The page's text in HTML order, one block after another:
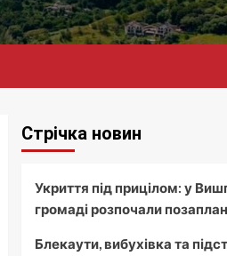
Стрічка новин
Укриття під прицілом: у
громаді розпочали
Блекаути, вибухівка та